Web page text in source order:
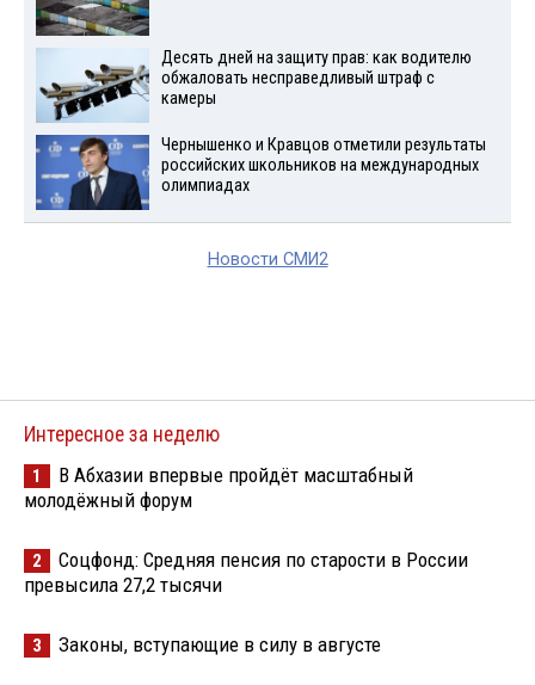
Десять дней на защиту прав: как водителю
обжаловать несправедливый штраф с
камеры
Чернышенко и Кравцов отметили результаты
российских школьников на международных
олимпиадах
Новости СМИ2
Интересное за неделю
1
В Абхазии впервые пройдёт масштабный
молодёжный форум
2
Соцфонд: Средняя пенсия по старости в России
превысила 27,2 тысячи
3 Законы, вступающие в силу в августе